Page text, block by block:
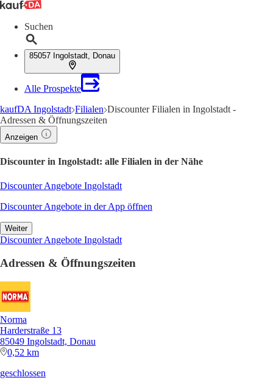
Suchen
85057 Ingolstadt, Donau
Alle Prospekte
kaufDA Ingolstadt Filialen Discounter Filialen in Ingolstadt -
Adressen & Öffnungszeiten
Anzeigen
Discounter in Ingolstadt: alle Filialen in der Nähe
Discounter Angebote Ingolstadt
Discounter Angebote in der App öffnen
Weiter
Discounter Angebote Ingolstadt
Adressen & Öffnungszeiten
Norma
Harderstraße 13
85049 Ingolstadt, Donau
0,52 km
geschlossen